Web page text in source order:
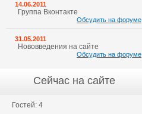
14.06.2011
Группа Вконтакте
Обсудить на форуме
31.05.2011
Нововведения на сайте
Обсудить на форуме
Сейчас на сайте
Гостей: 4